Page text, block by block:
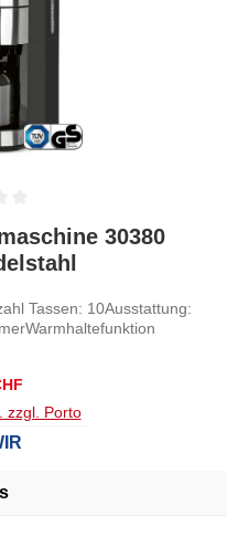
0 von 5 Sternen
30380
Tassen: 10Ausstattung:
Preis:
zzgl. Porto